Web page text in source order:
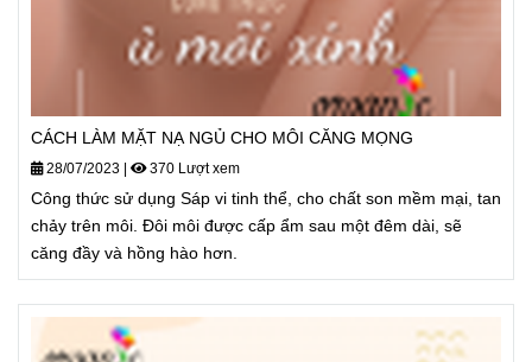
CÁCH LÀM MẶT NẠ NGỦ CHO MÔI CĂNG MỌNG
28/07/2023 370 Lượt xem
Công thức sử dụng Sáp vi tinh thể, cho chất son mềm mại, tan
chảy trên môi. Đôi môi được cấp ẩm sau một đêm dài, sẽ
căng đầy và hồng hào hơn.